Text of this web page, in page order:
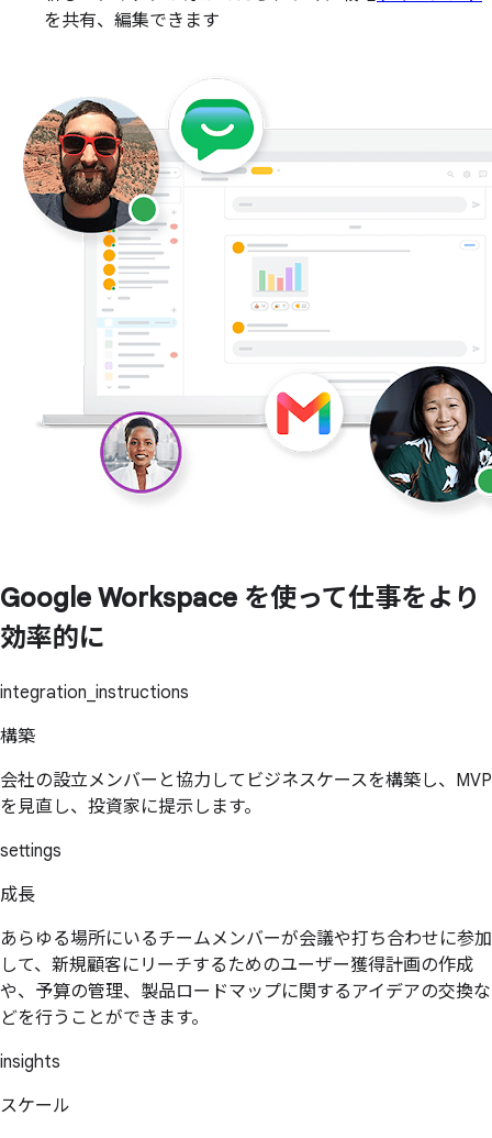
を共有、編集できます
Google Workspace を使って仕事をより
効率的に
integration_instructions
構築
会社の設立メンバーと協力してビジネスケースを構築し、MVP
を見直し、投資家に提示します。
settings
成長
あらゆる場所にいるチームメンバーが会議や打ち合わせに参加
して、新規顧客にリーチするためのユーザー獲得計画の作成
や、予算の管理、製品ロードマップに関するアイデアの交換な
どを行うことができます。
insights
スケール